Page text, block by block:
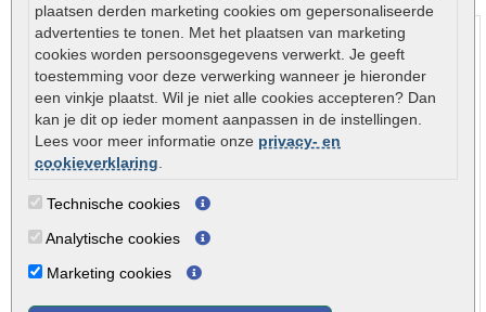
plaatsen derden marketing cookies om gepersonaliseerde
advertenties te tonen. Met het plaatsen van marketing
cookies worden persoonsgegevens verwerkt. Je geeft
toestemming voor deze verwerking wanneer je hieronder
een vinkje plaatst. Wil je niet alle cookies accepteren? Dan
kan je dit op ieder moment aanpassen in de instellingen.
Lees voor meer informatie onze privacy- en
cookieverklaring
Technische cookies
Analytische cookies
Marketing cookies
Aanbieding
Betontegel grijs 40x60x5cm Kijlstra